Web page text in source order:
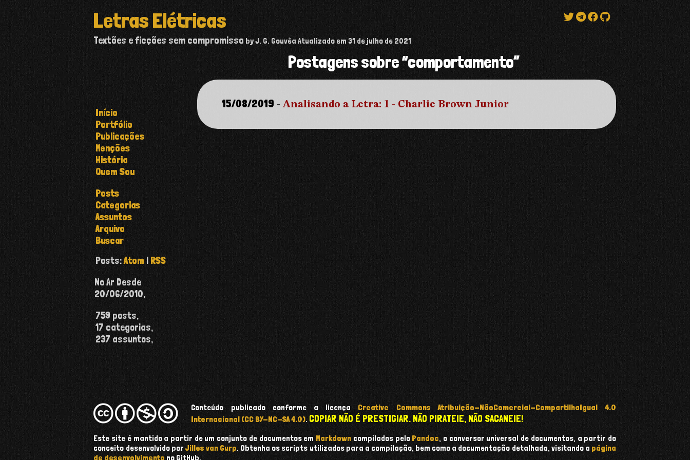
Letras Elétricas
Textões e ficções sem compromisso by J. G. Gouvêa Atualizado em31 de julho de 2021
Início
Portfólio
Publicações
Menções
História
Quem Sou
Posts
Categorias
Assuntos
Arquivo
Buscar
Posts:Atom |RSS
No Ar Desde
20/06/2010,
759 posts,
17 categorias,
237 assuntos,
Postagens sobre “comportamento”
15/08/2019 -Analisando a Letra: 1 - Charlie Brown Junior
Conteúdo publicado conforme a licença Creative Commons Atribuição-NãoComercial-CompartilhaIgual 4.0
Internacional (CC BY-NC-SA 4.0). COPIAR NÃO É PRESTIGIAR. NÃO PIRATEIE, NÃO SACANEIE!
Este site é mantido a partir de um conjunto de documentos emMarkdown compilados peloPandoc , o conversor universal de documentos, a partir do
conceito desenvolvido por Jilles van Gurp. Obtenha os scripts utilizados para a compilação, bem como a documentação detalhada, visitando a página
de desenvolvimentono GitHub.